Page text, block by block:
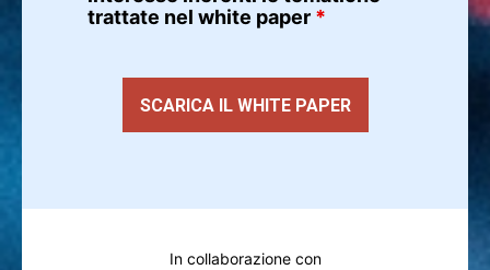
trattate nel white paper *
In collaborazione con